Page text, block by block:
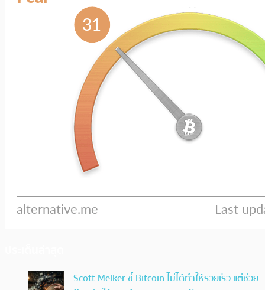
Scott Melker ชี้ Bitcoin ไม่ได้ทำให้รวยเร็ว แต่ช่วย